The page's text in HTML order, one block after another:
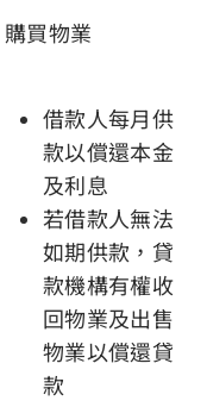
購買物業
借款人每月供
款以償還本金
及利息
若借款人無法
如期供款，貸
款機構有權收
回物業及出售
物業以償還貸
款